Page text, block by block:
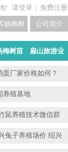
! 请登录 免费注册
公司简介
杨梅树苗培育
梅树苗 扁山旅游业
蛋厂家价格如何？
养殖基地
鼠养殖技术微信群
兔子养殖场价 绍兴